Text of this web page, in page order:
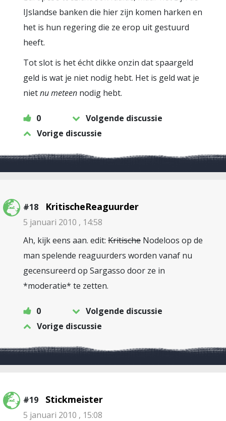
IJslandse banken die hier zijn komen harken en
het is hun regering die ze erop uit gestuurd
heeft.
Tot slot is het écht dikke onzin dat spaargeld
geld is wat je niet nodig hebt. Het is geld wat je
nietnu meteen nodig hebt.
0
Volgende discussie
Vorige discussie
#18 KritischeReaguurder
5 januari 2010 , 14:58
Ah, kijk eens aan. edit: Kritische Nodeloos op de
man spelende reaguurders worden vanaf nu
gecensureerd op Sargasso door ze in
*moderatie* te zetten.
0
Volgende discussie
Vorige discussie
#19 Stickmeister
5 januari 2010 , 15:08